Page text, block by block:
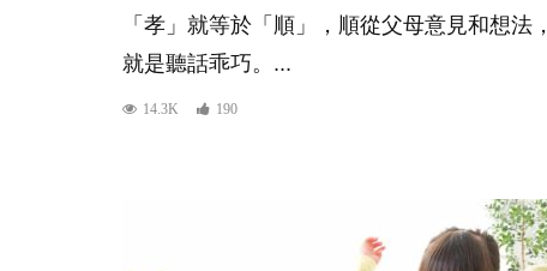
「孝」就等於「順」，順從父母意見和想法，
就是聽話乖巧。...
14.3K 190